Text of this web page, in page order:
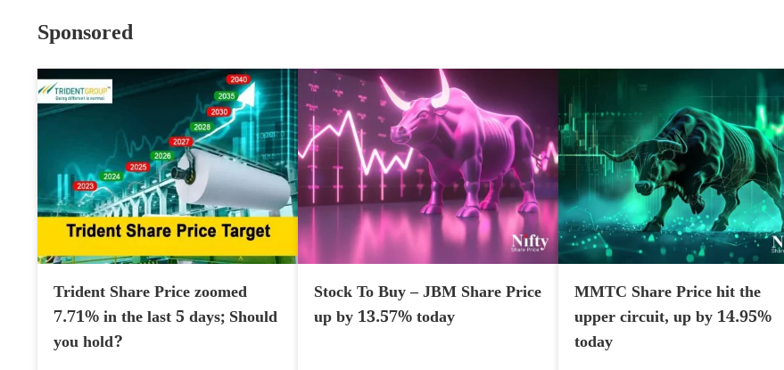
Sponsored
Trident Share Price zoomed
7.71% in the last 5 days; Should
you hold?
Stock To Buy – JBM Share Price
up by 13.57% today
MMTC Share Price hit the
upper circuit, up by 14.95%
today